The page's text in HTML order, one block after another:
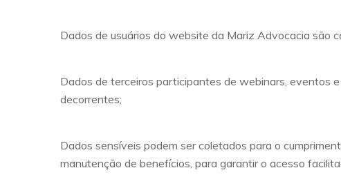
Dados de usuários do website da Mariz Advocacia são
Dados de terceiros participantes de webinars, eventos
decorrentes;
Dados sensíveis podem ser coletados para o
manutenção de benefícios, para garantir o acesso